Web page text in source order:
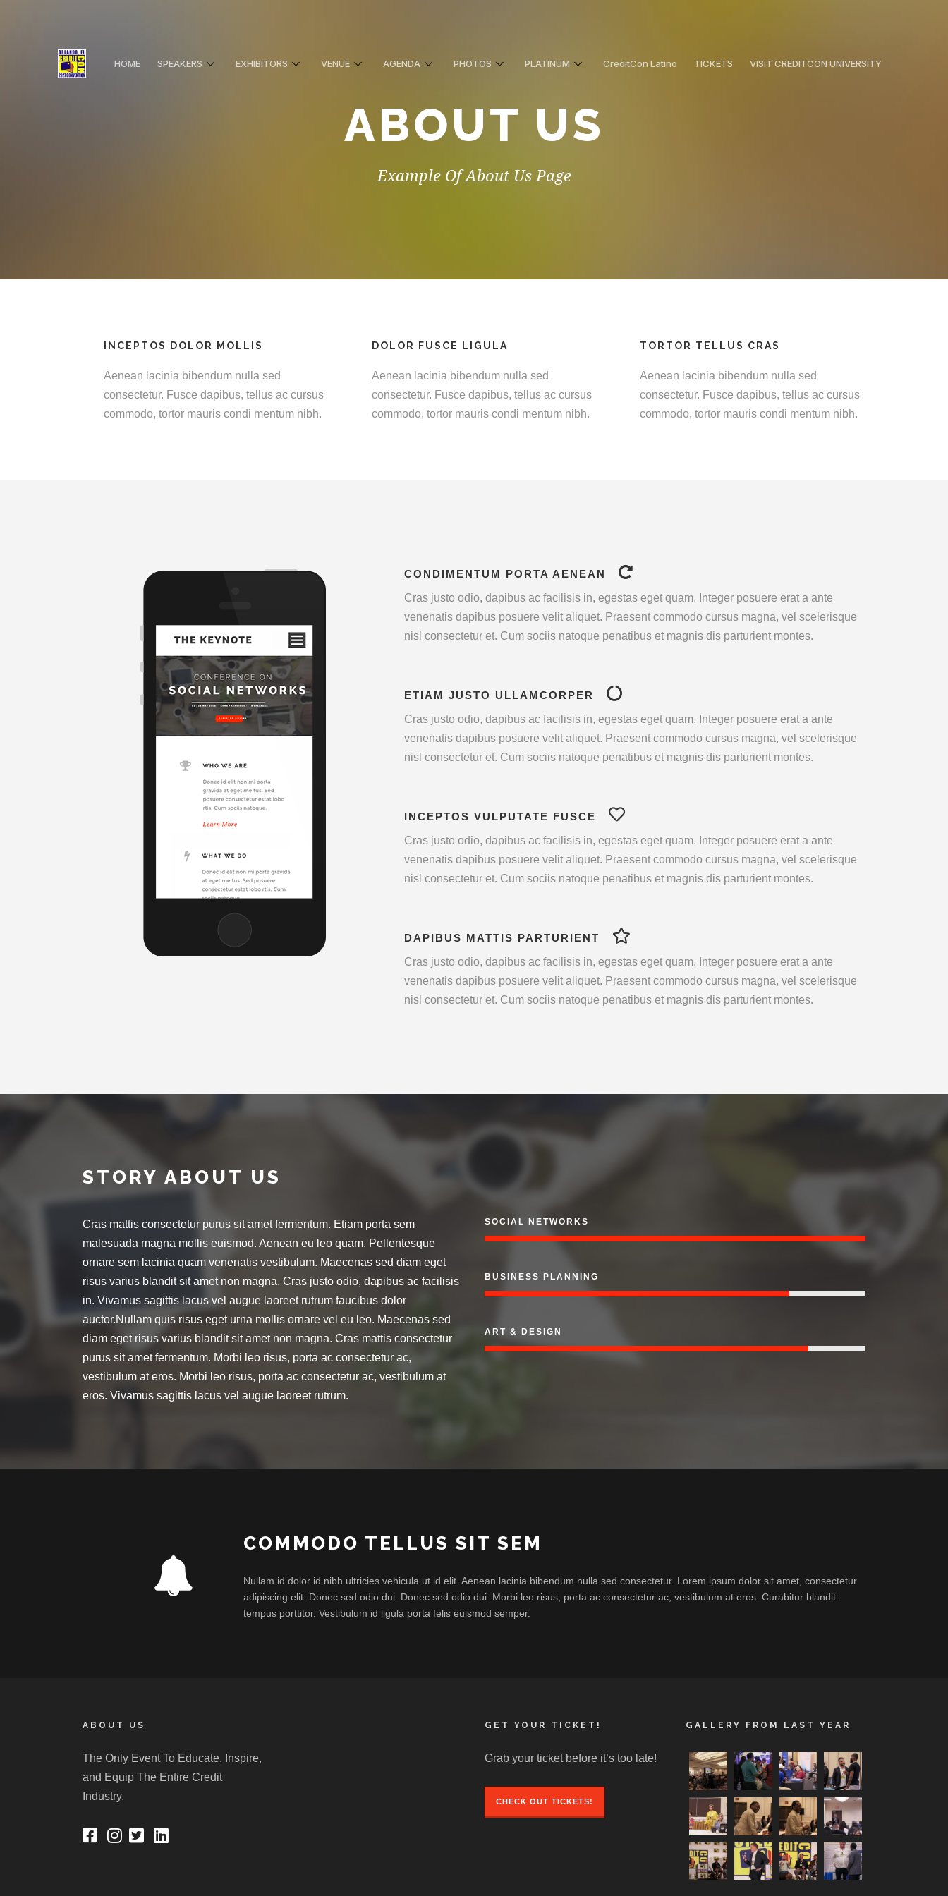
ABOUT US
Example Of About Us Page
INCEPTOS DOLOR MOLLIS
Aenean lacinia bibendum nulla sed
consectetur. Fusce dapibus, tellus ac cursus
commodo, tortor mauris condi mentum nibh.
DOLOR FUSCE LIGULA
Aenean lacinia bibendum nulla sed
consectetur. Fusce dapibus, tellus ac cursus
commodo, tortor mauris condi mentum nibh.
TORTOR TELLUS CRAS
Aenean lacinia bibendum nulla sed
consectetur. Fusce dapibus, tellus ac cursus
commodo, tortor mauris condi mentum nibh.
CONDIMENTUM PORTA AENEAN
Cras justo odio, dapibus ac facilisis in, egestas eget quam. Integer posuere erat a ante
venenatis dapibus posuere velit aliquet. Praesent commodo cursus magna, vel scelerisque
nisl consectetur et. Cum sociis natoque penatibus et magnis dis parturient montes.
ETIAM JUSTO ULLAMCORPER
Cras justo odio, dapibus ac facilisis in, egestas eget quam. Integer posuere erat a ante
venenatis dapibus posuere velit aliquet. Praesent commodo cursus magna, vel scelerisque
nisl consectetur et. Cum sociis natoque penatibus et magnis dis parturient montes.
INCEPTOS VULPUTATE FUSCE
Cras justo odio, dapibus ac facilisis in, egestas eget quam. Integer posuere erat a ante
venenatis dapibus posuere velit aliquet. Praesent commodo cursus magna, vel scelerisque
nisl consectetur et. Cum sociis natoque penatibus et magnis dis parturient montes.
DAPIBUS MATTIS PARTURIENT
Cras justo odio, dapibus ac facilisis in, egestas eget quam. Integer posuere erat a ante
venenatis dapibus posuere velit aliquet. Praesent commodo cursus magna, vel scelerisque
nisl consectetur et. Cum sociis natoque penatibus et magnis dis parturient montes.
STORY ABOUT US
Cras mattis consectetur purus sit amet fermentum. Etiam porta sem
malesuada magna mollis euismod. Aenean eu leo quam. Pellentesque
ornare sem lacinia quam venenatis vestibulum. Maecenas sed diam eget
risus varius blandit sit amet non magna. Cras justo odio, dapibus ac facilisis
in. Vivamus sagittis lacus vel augue laoreet rutrum faucibus dolor
auctor.Nullam quis risus eget urna mollis ornare vel eu leo. Maecenas sed
diam eget risus varius blandit sit amet non magna. Cras mattis consectetur
purus sit amet fermentum. Morbi leo risus, porta ac consectetur ac,
vestibulum at eros. Morbi leo risus, porta ac consectetur ac, vestibulum at
eros. Vivamus sagittis lacus vel augue laoreet rutrum.
SOCIAL NETWORKS
BUSINESS PLANNING
ART & DESIGN
COMMODO TELLUS SIT SEM
Nullam id dolor id nibh ultricies vehicula ut id elit. Aenean lacinia bibendum nulla sed consectetur. Lorem ipsum dolor sit amet, consectetur
adipiscing elit. Donec sed odio dui. Donec sed odio dui. Morbi leo risus, porta ac consectetur ac, vestibulum at eros. Curabitur blandit
tempus porttitor. Vestibulum id ligula porta felis euismod semper.
ABOUT US
The Only Event To Educate, Inspire,
and Equip The Entire Credit
Industry.
GET YOUR TICKET!
Grab your ticket before it’s too late!
CHECK OUT TICKETS!
GALLERY FROM LAST YEAR
HOME SPEAKERS EXHIBITORS VENUE AGENDA PHOTOS PLATINUM CreditCon Latino TICKETS VISIT CREDITCON UNIVERSITY